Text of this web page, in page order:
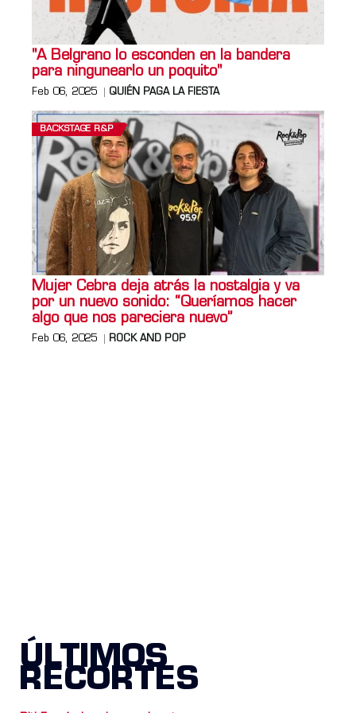
"A Belgrano lo esconden en la bandera
para ningunearlo un poquito"
Feb 06, 2025 QUIÉN PAGA LA FIESTA
BACKSTAGE R&P
Mujer Cebra deja atrás la nostalgia y va
por un nuevo sonido: “Queríamos hacer
algo que nos pareciera nuevo”
Feb 06, 2025 ROCK AND POP
ÚLTIMOS
RECORTES